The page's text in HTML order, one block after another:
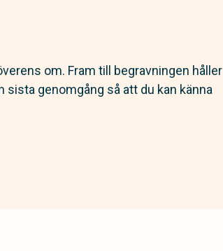
om. Fram till begravningen håller
genomgång så att du kan känna